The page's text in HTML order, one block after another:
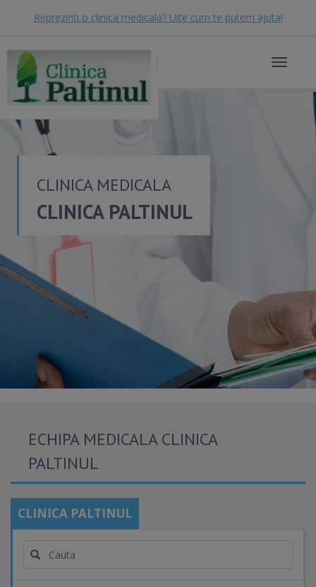
Reprezinti o clinica medicala? Uite cum te putem ajuta!
Toggle
CLINICA MEDICALA
CLINICA PALTINUL
ECHIPA MEDICALA CLINICA
PALTINUL
CLINICA PALTINUL